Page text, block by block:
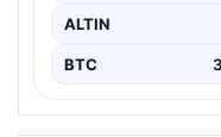
ALTIN
BTC